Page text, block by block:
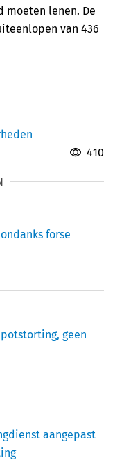
moeten lenen. De
van 436
410
forse
geen
aangepast